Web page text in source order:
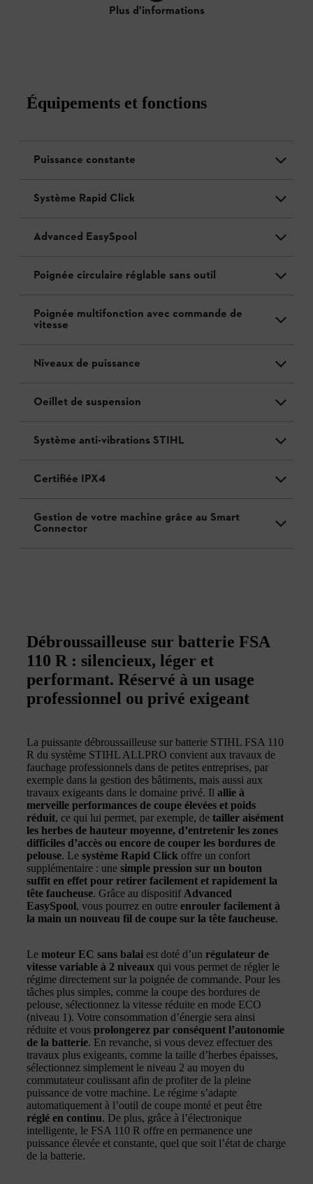
Plus d'informations
Équipements et fonctions
Puissance constante
Système Rapid Click
Advanced EasySpool
Poignée circulaire réglable sans outil
Poignée multifonction avec commande de
vitesse
Niveaux de puissance
Oeillet de suspension
Système anti-vibrations STIHL
Certifiée IPX4
Gestion de votre machine grâce au Smart
Connector
Débroussailleuse sur batterie FSA
110 R : silencieux, léger et
performant. Réservé à un usage
professionnel ou privé exigeant
La puissante débroussailleuse sur batterie STIHL FSA 110
R du système STIHL ALLPRO convient aux travaux de
fauchage professionnels dans de petites entreprises, par
exemple dans la gestion des bâtiments, mais aussi aux
travaux exigeants dans le domaine privé. Il allie à
merveille performances de coupe élevées et poids
réduit, ce qui lui permet, par exemple, de tailler aisément
les herbes de hauteur moyenne, d’entretenir les zones
difficiles d’accès ou encore de couper les bordures de
pelouse. Le système Rapid Click offre un confort
supplémentaire : une simple pression sur un bouton
suffit en effet pour retirer facilement et rapidement la
tête faucheuse. Grâce au dispositif Advanced
EasySpool, vous pourrez en outre enrouler facilement à
la main un nouveau fil de coupe sur la tête faucheuse.
Le moteur EC sans balai est doté d’un régulateur de
vitesse variable à 2 niveaux qui vous permet de régler le
régime directement sur la poignée de commande. Pour les
tâches plus simples, comme la coupe des bordures de
pelouse, sélectionnez la vitesse réduite en mode ECO
(niveau 1). Votre consommation d’énergie sera ainsi
réduite et vous prolongerez par conséquent l’autonomie
de la batterie. En revanche, si vous devez effectuer des
travaux plus exigeants, comme la taille d’herbes épaisses,
sélectionnez simplement le niveau 2 au moyen du
commutateur coulissant afin de profiter de la pleine
puissance de votre machine. Le régime s’adapte
automatiquement à l’outil de coupe monté et peut être
réglé en continu. De plus, grâce à l’électronique
intelligente, le FSA 110 R offre en permanence une
puissance élevée et constante, quel que soit l’état de charge
de la batterie.